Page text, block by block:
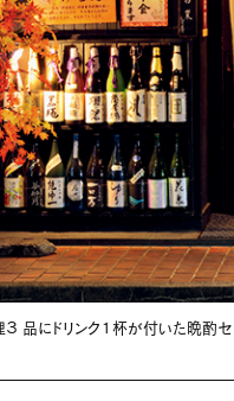
品にドリンク１杯が付いた晩酌